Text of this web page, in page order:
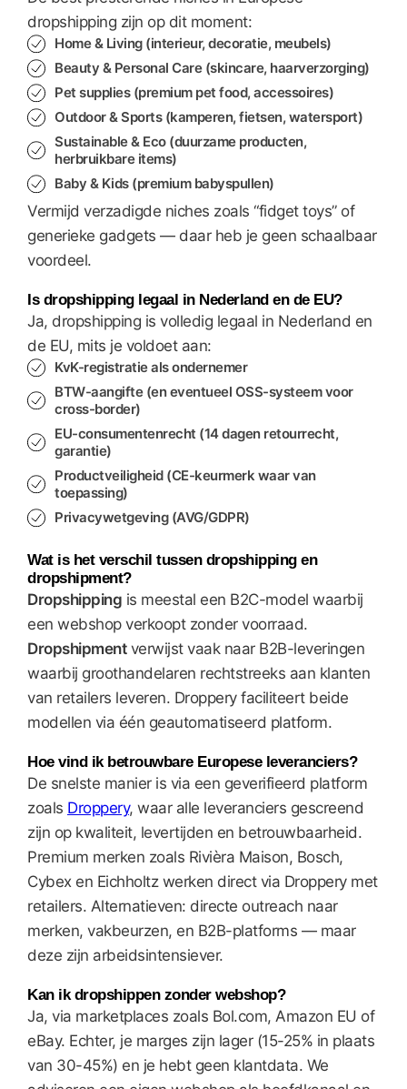
dropshipping zijn op dit moment:
Home & Living(interieur, decoratie, meubels)
Beauty & Personal Care(skincare, haarverzorging)
Pet supplies(premium pet food, accessoires)
Outdoor & Sports(kamperen, fietsen, watersport)
Sustainable & Eco(duurzame producten,
herbruikbare items)
Baby & Kids(premium babyspullen)
Vermijd verzadigde niches zoals “fidget toys” of
generieke gadgets — daar heb je geen schaalbaar
voordeel.
Is dropshipping legaal in Nederland en de EU?
Ja, dropshipping is volledig legaal in Nederland en
de EU, mits je voldoet aan:
KvK-registratie als ondernemer
BTW-aangifte (en eventueel OSS-systeem voor
cross-border)
EU-consumentenrecht (14 dagen retourrecht,
garantie)
Productveiligheid (CE-keurmerk waar van
toepassing)
Privacywetgeving (AVG/GDPR)
Wat is het verschil tussen dropshipping en
dropshipment?
Dropshipping is meestal een B2C-model waarbij
een webshop verkoopt zonder voorraad.
Dropshipmentverwijst vaak naar B2B-leveringen
waarbij groothandelaren rechtstreeks aan klanten
van retailers leveren. Droppery faciliteert beide
modellen via één geautomatiseerd platform.
Hoe vind ik betrouwbare Europese leveranciers?
De snelste manier is via een geverifieerd platform
zoals Droppery, waar alle leveranciers gescreend
zijn op kwaliteit, levertijden en betrouwbaarheid.
Premium merken zoals Rivièra Maison, Bosch,
Cybex en Eichholtz werken direct via Droppery met
retailers. Alternatieven: directe outreach naar
merken, vakbeurzen, en B2B-platforms — maar
deze zijn arbeidsintensiever.
Kan ik dropshippen zonder webshop?
Ja, via marketplaces zoals Bol.com, Amazon EU of
eBay. Echter, je marges zijn lager (15-25% in plaats
van 30-45%) en je hebt geen klantdata. We